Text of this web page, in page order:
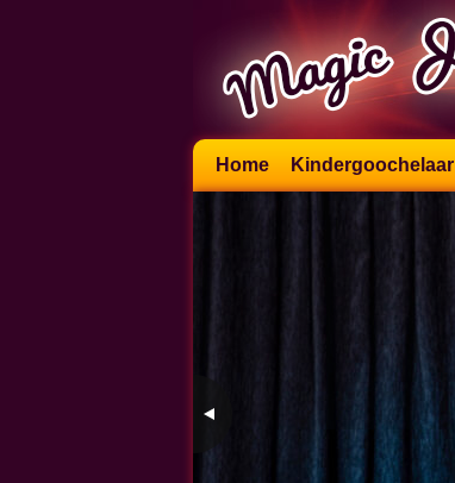
Skip
to
Home Kindergoochelaar